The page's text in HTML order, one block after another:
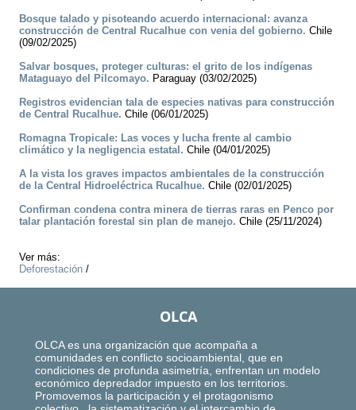
Bosque talado y pisoteando acuerdo internacional: avanza
construcción de Central Rucalhue con venia del gobierno. Chile
(09/02/2025)
Salvar bosques, proteger culturas: el grito de los indígenas
Mataguayo del Pilcomayo. Paraguay (03/02/2025)
Registros evidencian tala de especies nativas para construcción
de Central Rucalhue. Chile (06/01/2025)
Romagna Tropicale: Las voces y lucha frente al cambio
climático y la negligencia estatal. Chile (04/01/2025)
A la vista los graves impactos ambientales de la construcción
de la Central Hidroeléctrica Rucalhue. Chile (02/01/2025)
Confirman condena contra minera de tierras raras en Penco por
talar plantación forestal sin plan de manejo. Chile (25/11/2024)
Ver más:
Deforestación /
OLCA
OLCA es una organización que acompaña a
comunidades en conflicto socioambiental, que en
condiciones de profunda asimetría, enfrentan un modelo
económico depredador impuesto en los territorios.
Promovemos la participación y el protagonismo